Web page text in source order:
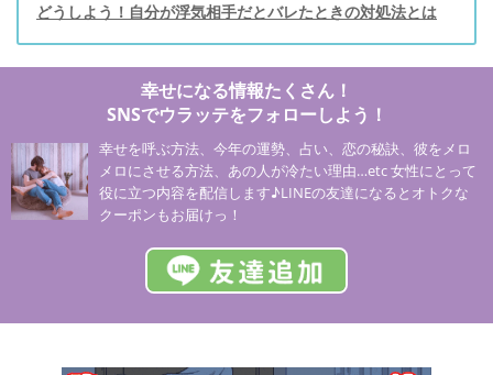
どうしよう！自分が浮気相手だとバレたときの対処法とは
幸せになる情報たくさん！
SNSでウラッテをフォローしよう！
幸せを呼ぶ方法、今年の運勢、占い、恋の秘訣、彼をメロ
メロにさせる方法、あの人が冷たい理由…etc 女性にとって
役に立つ内容を配信します♪LINEの友達になるとオトクな
クーポンもお届けっ！